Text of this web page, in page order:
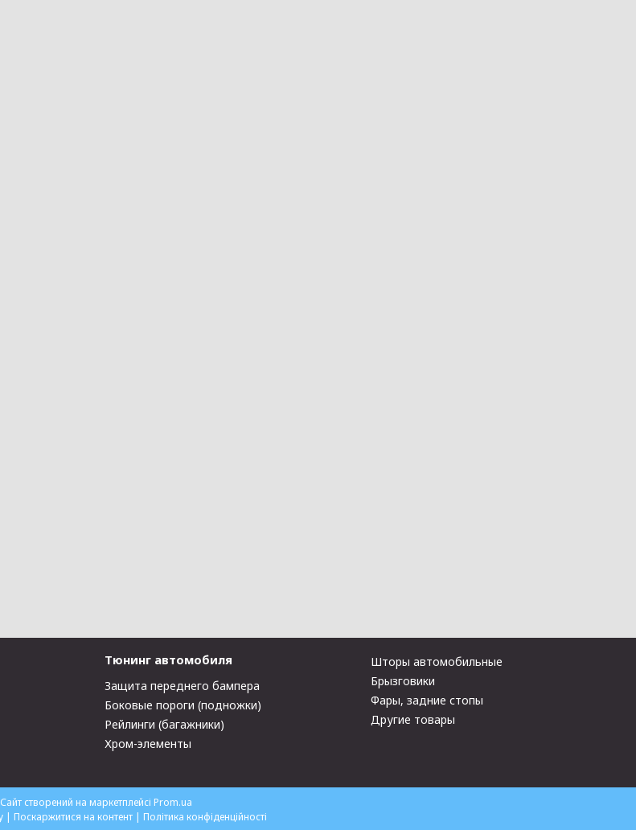
Тюнинг автомобиля
Защита переднего бампера
Боковые пороги (подножки)
Рейлинги (багажники)
Хром-элементы
Шторы автомобильные
Брызговики
Фары, задние стопы
Другие товары
Сайт створений на маркетплейсі Prom.ua
Світ Автотюнінгу | Поскаржитися на контент | Політика конфіденційності